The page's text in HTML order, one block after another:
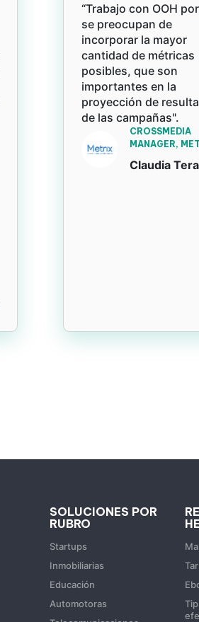
“Trabajo con OOH
se preocupan de
incorporar la mayor
cantidad de métricas
posibles, que son
importantes en la
proyección de
de las campañas".
CROSSMEDIA
MANAGER,
Claudia
SOLUCIONES POR
RUBRO
Startups
Inmobiliarias
Educación
Automotoras